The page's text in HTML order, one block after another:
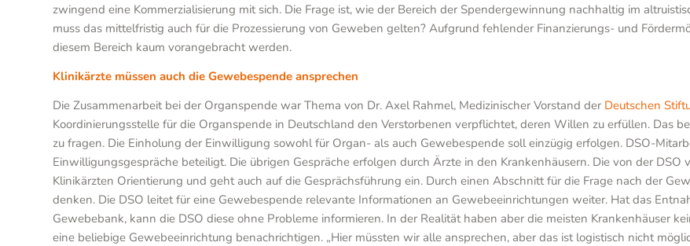
zwingend eine Kommerzialisierung mit sich. Die Frage ist, wie der Bereich der Spendergewinnung nachhaltig im
muss das mittelfristig auch für die Prozessierung von Geweben gelten? Aufgrund fehlender Finanzierungs- und
diesem Bereich kaum vorangebracht werden.
Klinikärzte müssen auch die Gewebespende ansprechen
Die Zusammenarbeit bei der Organspende war Thema von Dr. Axel Rahmel, Medizinischer Vorstand der Deutschen
Koordinierungsstelle für die Organspende in Deutschland den Verstorbenen verpflichtet, deren Willen zu erfüllen. Das
zu fragen. Die Einholung der Einwilligung sowohl für Organ- als auch Gewebespende soll einzügig erfolgen. DSO-
Einwilligungsgespräche beteiligt. Die übrigen Gespräche erfolgen durch Ärzte in den Krankenhäusern. Die von der DSO
Klinikärzten Orientierung und geht auch auf die Gesprächsführung ein. Durch einen Abschnitt für die Frage nach der
denken. Die DSO leitet für eine Gewebespende relevante Informationen an Gewebeeinrichtungen weiter. Hat das
Gewebebank, kann die DSO diese ohne Probleme informieren. In der Realität haben aber die meisten Krankenhäuser
eine beliebige Gewebeeinrichtung benachrichtigen. „Hier müssten wir alle ansprechen, aber das ist logistisch nicht